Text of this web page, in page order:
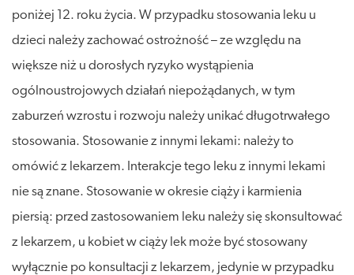
poniżej 12. roku życia. W przypadku stosowania leku u
dzieci należy zachować ostrożność – ze względu na
większe niż u dorosłych ryzyko wystąpienia
ogólnoustrojowych działań niepożądanych, w tym
zaburzeń wzrostu i rozwoju należy unikać długotrwałego
stosowania. Stosowanie z innymi lekami: należy to
omówić z lekarzem. Interakcje tego leku z innymi lekami
nie są znane. Stosowanie w okresie ciąży i karmienia
piersią: przed zastosowaniem leku należy się skonsultować
z lekarzem, u kobiet w ciąży lek może być stosowany
wyłącznie po konsultacji z lekarzem, jedynie w przypadku